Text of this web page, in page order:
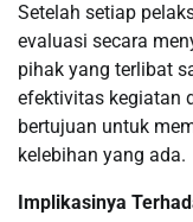
Setelah setiap
evaluasi secara
pihak yang terlibat
efektivitas kegiatan
bertujuan untuk
kelebihan yang ada.
Implikasinya